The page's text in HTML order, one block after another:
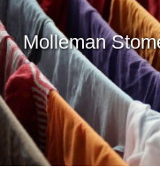
Molleman